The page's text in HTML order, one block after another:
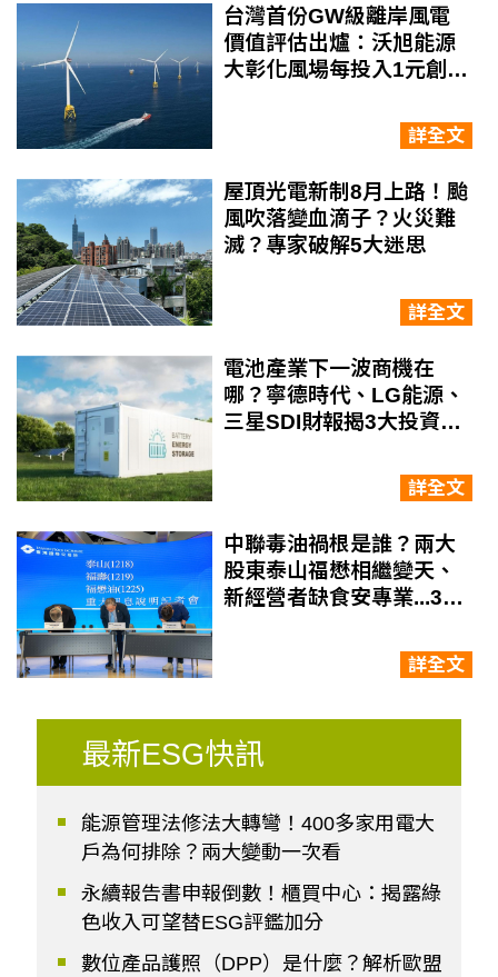
台灣首份GW級離岸風電
價值評估出爐：沃旭能源
大彰化風場每投入1元創造
詳全文
屋頂光電新制8月上路！颱
風吹落變血滴子？火災難
滅？專家破解5大迷思
詳全文
電池產業下一波商機在
哪？寧德時代、LG能源、
三星SDI財報揭3大投資趨
詳全文
中聯毒油禍根是誰？兩大
股東泰山福懋相繼變天、
新經營者缺食安專業...30
詳全文
最新ESG快訊
能源管理法修法大轉彎！400多家用電大
戶為何排除？兩大變動一次看
永續報告書申報倒數！櫃買中心：揭露綠
色收入可望替ESG評鑑加分
數位產品護照（DPP）是什麼？解析歐盟